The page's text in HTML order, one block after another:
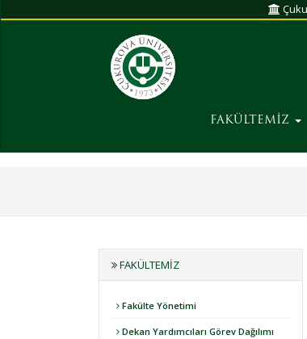
FAKÜLTEMİZ
FAKÜLTEMIZ
Fakülte Yönetimi
Dekan Yardımcıları Görev Dağılımı